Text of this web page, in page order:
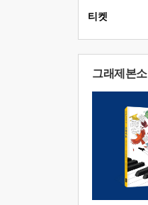
티켓
그래제본소